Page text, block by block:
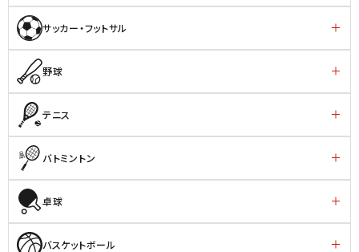
サッカー・フットサル
野球
テニス
バトミントン
卓球
バスケットボール